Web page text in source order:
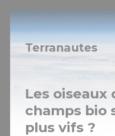
Terranautes
Les oiseaux
champs bio
plus vifs ?